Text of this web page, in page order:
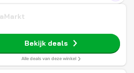
Bekijk deals
Alle deals van deze winkel